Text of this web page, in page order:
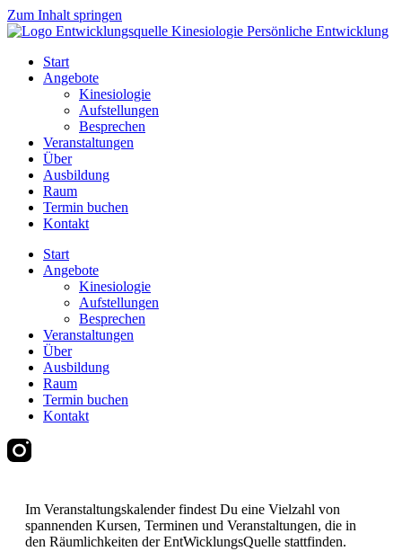
Zum Inhalt springen
Start
Angebote
Kinesiologie
Aufstellungen
Besprechen
Veranstaltungen
Über
Ausbildung
Raum
Termin buchen
Kontakt
Start
Angebote
Kinesiologie
Aufstellungen
Besprechen
Veranstaltungen
Über
Ausbildung
Raum
Termin buchen
Kontakt
Im Veranstaltungskalender findest Du eine Vielzahl von
spannenden Kursen, Terminen und Veranstaltungen, die in
den Räumlichkeiten der EntWicklungsQuelle stattfinden.